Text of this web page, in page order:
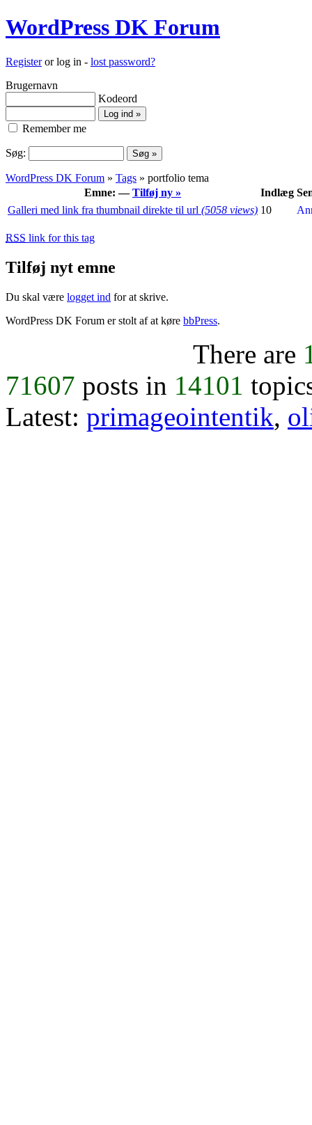
WordPress DK Forum
Registeror log in - lost password?
Brugernavn
Kodeord
Remember me
Søg:
WordPress DK Forum » Tags » portfolio tema
Emne: —Tilføj ny » Indlæg
Galleri med link fra thumbnail direkte til url (5058 views) 10
RSS link for this tag
Tilføj nyt emne
Du skal være logget ind for at skrive.
WordPress DK Forum er stolt af at køre bbPress.
There are
71607 posts in 14101
Latest: primageointentik,